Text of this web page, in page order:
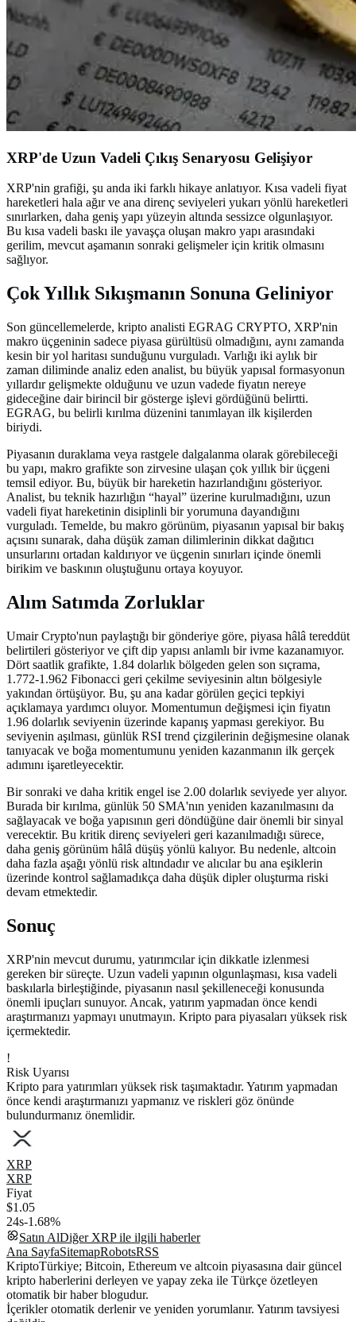
XRP'de Uzun Vadeli Çıkış Senaryosu Gelişiyor
XRP'nin grafiği, şu anda iki farklı hikaye anlatıyor. Kısa vadeli fiyat
hareketleri hala ağır ve ana direnç seviyeleri yukarı yönlü hareketleri
sınırlarken, daha geniş yapı yüzeyin altında sessizce olgunlaşıyor.
Bu kısa vadeli baskı ile yavaşça oluşan makro yapı arasındaki
gerilim, mevcut aşamanın sonraki gelişmeler için kritik olmasını
sağlıyor.
Çok Yıllık Sıkışmanın Sonuna Geliniyor
Son güncellemelerde, kripto analisti EGRAG CRYPTO, XRP'nin
makro üçgeninin sadece piyasa gürültüsü olmadığını, aynı zamanda
kesin bir yol haritası sunduğunu vurguladı. Varlığı iki aylık bir
zaman diliminde analiz eden analist, bu büyük yapısal formasyonun
yıllardır gelişmekte olduğunu ve uzun vadede fiyatın nereye
gideceğine dair birincil bir gösterge işlevi gördüğünü belirtti.
EGRAG, bu belirli kırılma düzenini tanımlayan ilk kişilerden
biriydi.
Piyasanın duraklama veya rastgele dalgalanma olarak görebileceği
bu yapı, makro grafikte son zirvesine ulaşan çok yıllık bir üçgeni
temsil ediyor. Bu, büyük bir hareketin hazırlandığını gösteriyor.
Analist, bu teknik hazırlığın “hayal” üzerine kurulmadığını, uzun
vadeli fiyat hareketinin disiplinli bir yorumuna dayandığını
vurguladı. Temelde, bu makro görünüm, piyasanın yapısal bir bakış
açısını sunarak, daha düşük zaman dilimlerinin dikkat dağıtıcı
unsurlarını ortadan kaldırıyor ve üçgenin sınırları içinde önemli
birikim ve baskının oluştuğunu ortaya koyuyor.
Alım Satımda Zorluklar
Umair Crypto'nun paylaştığı bir gönderiye göre, piyasa hâlâ tereddüt
belirtileri gösteriyor ve çift dip yapısı anlamlı bir ivme kazanamıyor.
Dört saatlik grafikte, 1.84 dolarlık bölgeden gelen son sıçrama,
1.772-1.962 Fibonacci geri çekilme seviyesinin altın bölgesiyle
yakından örtüşüyor. Bu, şu ana kadar görülen geçici tepkiyi
açıklamaya yardımcı oluyor. Momentumun değişmesi için fiyatın
1.96 dolarlık seviyenin üzerinde kapanış yapması gerekiyor. Bu
seviyenin aşılması, günlük RSI trend çizgilerinin değişmesine olanak
tanıyacak ve boğa momentumunu yeniden kazanmanın ilk gerçek
adımını işaretleyecektir.
Bir sonraki ve daha kritik engel ise 2.00 dolarlık seviyede yer alıyor.
Burada bir kırılma, günlük 50 SMA'nın yeniden kazanılmasını da
sağlayacak ve boğa yapısının geri döndüğüne dair önemli bir sinyal
verecektir. Bu kritik direnç seviyeleri geri kazanılmadığı sürece,
daha geniş görünüm hâlâ düşüş yönlü kalıyor. Bu nedenle, altcoin
daha fazla aşağı yönlü risk altındadır ve alıcılar bu ana eşiklerin
üzerinde kontrol sağlamadıkça daha düşük dipler oluşturma riski
devam etmektedir.
Sonuç
XRP'nin mevcut durumu, yatırımcılar için dikkatle izlenmesi
gereken bir süreçte. Uzun vadeli yapının olgunlaşması, kısa vadeli
baskılarla birleştiğinde, piyasanın nasıl şekilleneceği konusunda
önemli ipuçları sunuyor. Ancak, yatırım yapmadan önce kendi
araştırmanızı yapmayı unutmayın. Kripto para piyasaları yüksek risk
içermektedir.
!
Risk Uyarısı
Kripto para yatırımları yüksek risk taşımaktadır. Yatırım yapmadan
önce kendi araştırmanızı yapmanız ve riskleri göz önünde
bulundurmanız önemlidir.
XRP
XRP
Fiyat
$1.05
24s-1.68%
Satın AlDiğer XRPile ilgili haberler
Ana SayfaSitemapRobotsRSS
KriptoTürkiye; Bitcoin, Ethereum ve altcoin piyasasına dair güncel
kripto haberlerini derleyen ve yapay zeka ile Türkçe özetleyen
otomatik bir haber blogudur.
İçerikler otomatik derlenir ve yeniden yorumlanır. Yatırım tavsiyesi